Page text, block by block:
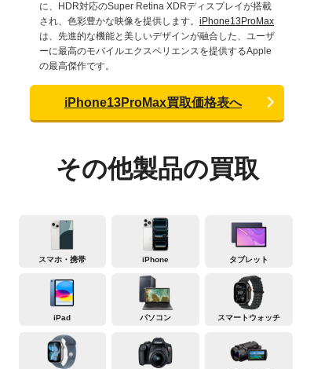
に、HDR対応のSuper Retina XDRディスプレイが搭載
され、色彩豊かな映像を提供します。 iPhone13ProMax
は、先進的な機能と美しいデザインが融合した、ユーザ
ーに最高のモバイルエクスペリエンスを提供するApple
の最高傑作です。
iPhone13ProMax買取価格表へ
その他製品の買取
スマホ・携帯 iPhone タブレット
iPad パソコン スマートウォッチ